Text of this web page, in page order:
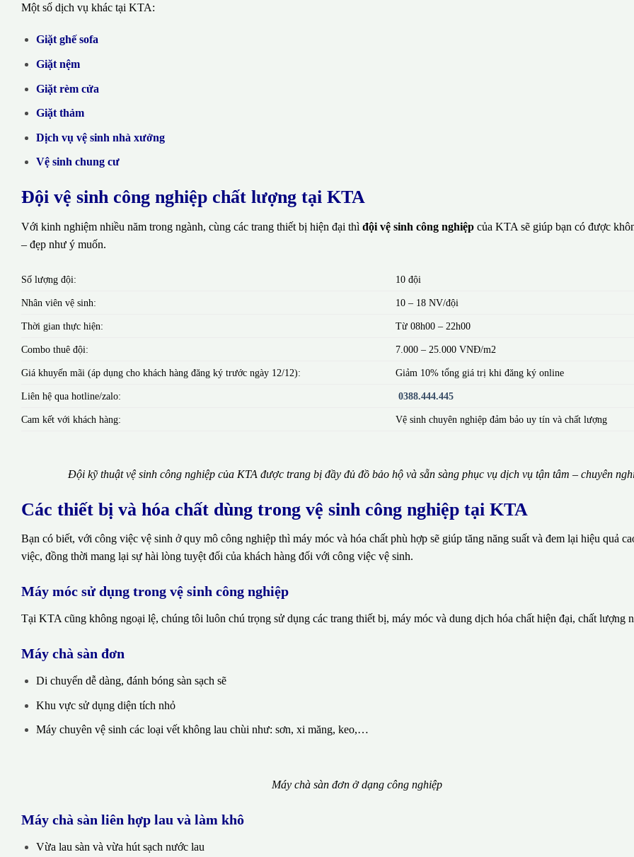
Một số dịch vụ khác tại KTA:
Giặt ghế sofa
Giặt nệm
Giặt rèm cửa
Giặt thảm
Dịch vụ vệ sinh nhà xưởng
Vệ sinh chung cư
Đội vệ sinh công nghiệp chất lượng tại KTA
Với kinh nghiệm nhiều năm trong ngành, cùng các trang thiết bị hiện đại thì đội vệ sinh công nghiệp của KTA sẽ giúp bạn có được
– đẹp như ý muốn.
Số lượng đội: 10 đội
Nhân viên vệ sinh: 10 – 18 NV/đội
Thời gian thực hiện: Từ 08h00 – 22h00
Combo thuê đội: 7.000 – 25.000 VNĐ/m2
Giá khuyến mãi (áp dụng cho khách hàng đăng ký trước ngày 12/12): Giảm 10% tổng giá trị khi đăng ký online
Liên hệ qua hotline/zalo: 0388.444.445
Cam kết với khách hàng: Vệ sinh chuyên nghiệp đảm bảo uy tín và chất lượng
Đội kỹ thuật vệ sinh công nghiệp của KTA được trang bị đầy đủ đồ bảo hộ và sẵn sàng phục vụ dịch vụ tận tâm – chuyên
Các thiết bị và hóa chất dùng trong vệ sinh công nghiệp tại KTA
Bạn có biết, với công việc vệ sinh ở quy mô công nghiệp thì máy móc và hóa chất phù hợp sẽ giúp tăng năng suất và đem lại hiệu quả
việc, đồng thời mang lại sự hài lòng tuyệt đối của khách hàng đối với công việc vệ sinh.
Máy móc sử dụng trong vệ sinh công nghiệp
Tại KTA cũng không ngoại lệ, chúng tôi luôn chú trọng sử dụng các trang thiết bị, máy móc và dung dịch hóa chất hiện đại, chất lượng
Máy chà sàn đơn
Di chuyển dễ dàng, đánh bóng sàn sạch sẽ
Khu vực sử dụng diện tích nhỏ
Máy chuyên vệ sinh các loại vết không lau chùi như: sơn, xi măng, keo,…
Máy chà sàn đơn ở dạng công nghiệp
Máy chà sàn liên hợp lau và làm khô
Vừa lau sàn và vừa hút sạch nước lau